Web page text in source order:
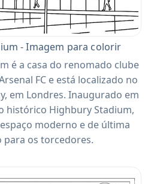
- Imagem para colorir
é a casa do renomado clube
FC e está localizado no
em Londres. Inaugurado em
histórico Highbury Stadium,
moderno e de última
para os torcedores.